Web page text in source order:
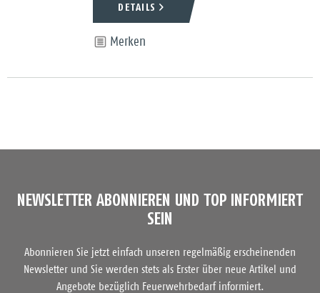
DETAILS
Merken
NEWSLETTER ABONNIEREN UND TOP INFORMIERT
SEIN
Abonnieren Sie jetzt einfach unseren regelmäßig erscheinenden
Newsletter und Sie werden stets als Erster über neue Artikel und
Angebote bezüglich Feuerwehrbedarf informiert.